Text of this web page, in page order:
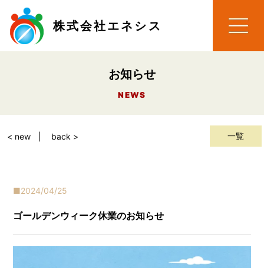
株式会社エネシス
お知らせ
NEWS
一覧
< new back >
2024/04/25
ゴールデンウィーク休業のお知らせ